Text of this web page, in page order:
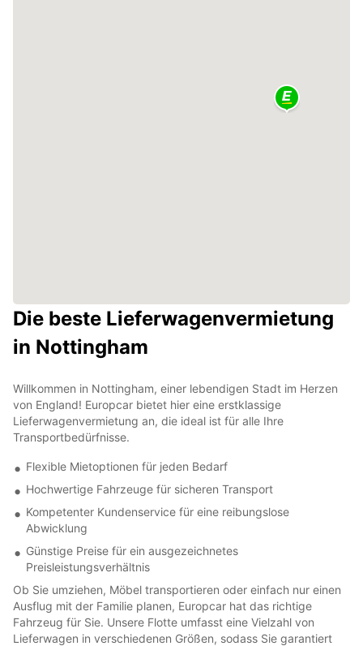
Die beste Lieferwagenvermietung
in Nottingham
Willkommen in Nottingham, einer lebendigen Stadt im Herzen
von England! Europcar bietet hier eine erstklassige
Lieferwagenvermietung an, die ideal ist für alle Ihre
Transportbedürfnisse.
Flexible Mietoptionen für jeden Bedarf
Hochwertige Fahrzeuge für sicheren Transport
Kompetenter Kundenservice für eine reibungslose
Abwicklung
Günstige Preise für ein ausgezeichnetes
Preisleistungsverhältnis
Ob Sie umziehen, Möbel transportieren oder einfach nur einen
Ausflug mit der Familie planen, Europcar hat das richtige
Fahrzeug für Sie. Unsere Flotte umfasst eine Vielzahl von
Lieferwagen in verschiedenen Größen, sodass Sie garantiert